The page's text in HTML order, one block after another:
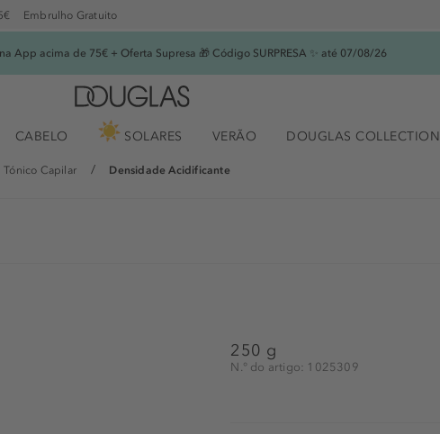
Embrulho Gratuito
App acima de 75€ + Oferta Supresa 🎁 Código SURPRESA ✨ até 07/08/26
CABELO SOLARES VERÃO DOUGLAS COLLECTION
Tónico Capilar Densidade Acidificante
250 g
N.° do artigo: 1025309